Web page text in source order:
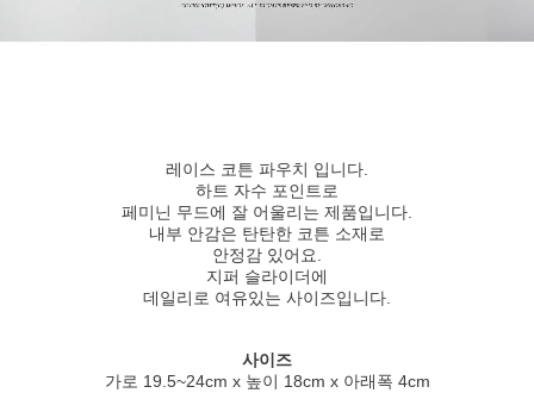
레이스 코튼 파우치 입니다.
하트 자수 포인트로
페미닌 무드에 잘 어울리는 제품입니다.
내부 안감은 탄탄한 코튼 소재로
안정감 있어요.
지퍼 슬라이더에
데일리로 여유있는 사이즈입니다.
사이즈
가로 19.5~24cm x 높이 18cm x 아래폭 4cm